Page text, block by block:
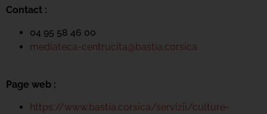
Contact :
04 95 58 46 00
mediateca-centrucita@bastia.corsica
Page web :
https://www.bastia.corsica/servizii/culture-